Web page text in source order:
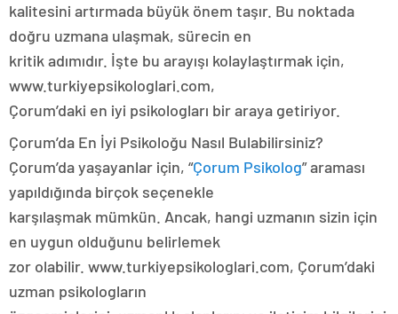
kalitesini artırmada büyük önem taşır. Bu noktada
doğru uzmana ulaşmak, sürecin en
kritik adımıdır. İşte bu arayışı kolaylaştırmak için,
www.turkiyepsikologlari.com,
Çorum’daki en iyi psikologları bir araya getiriyor.
Çorum’da En İyi Psikoloğu Nasıl Bulabilirsiniz?
Çorum’da yaşayanlar için, “Çorum Psikolog” araması
yapıldığında birçok seçenekle
karşılaşmak mümkün. Ancak, hangi uzmanın sizin için
en uygun olduğunu belirlemek
zor olabilir. www.turkiyepsikologlari.com, Çorum’daki
uzman psikologların